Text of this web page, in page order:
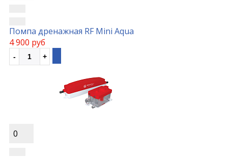
Помпа дренажная RF Mini Aqua
4 900 руб
0